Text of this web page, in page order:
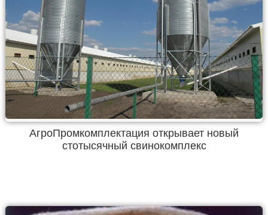
АгроПромкомплектация открывает новый
стотысячный свинокомплекс